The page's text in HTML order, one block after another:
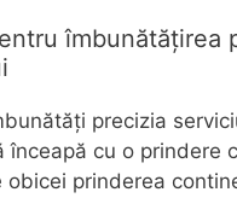
îmbunătățirea
precizia
înceapă cu o prindere
obicei prinderea